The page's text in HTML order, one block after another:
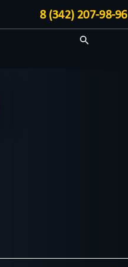
8 (342) 207-98-96